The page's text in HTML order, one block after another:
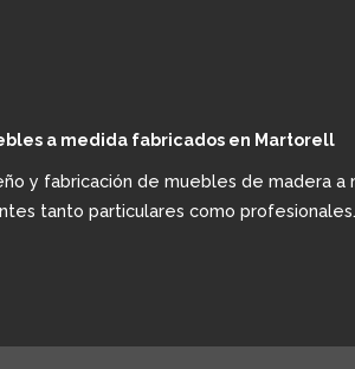
a medida fabricados en Martorell
y fabricación de muebles de madera a
tanto particulares como profesionales.